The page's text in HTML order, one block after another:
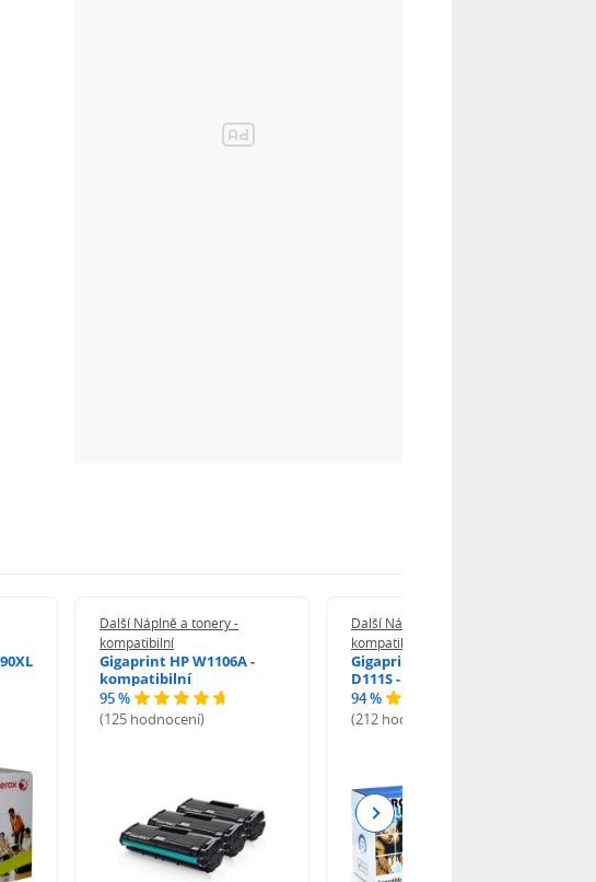
Další Náplně a tonery -
kompatibilní
Gigaprint HP W1106A -
kompatibilní
95 %
(125 hodnocení)
Další Náplně a tonery -
kompatibilní
Gigaprint Samsung MLT-
D111S - kompatibilní
94 %
(212 hodnocení)
Next